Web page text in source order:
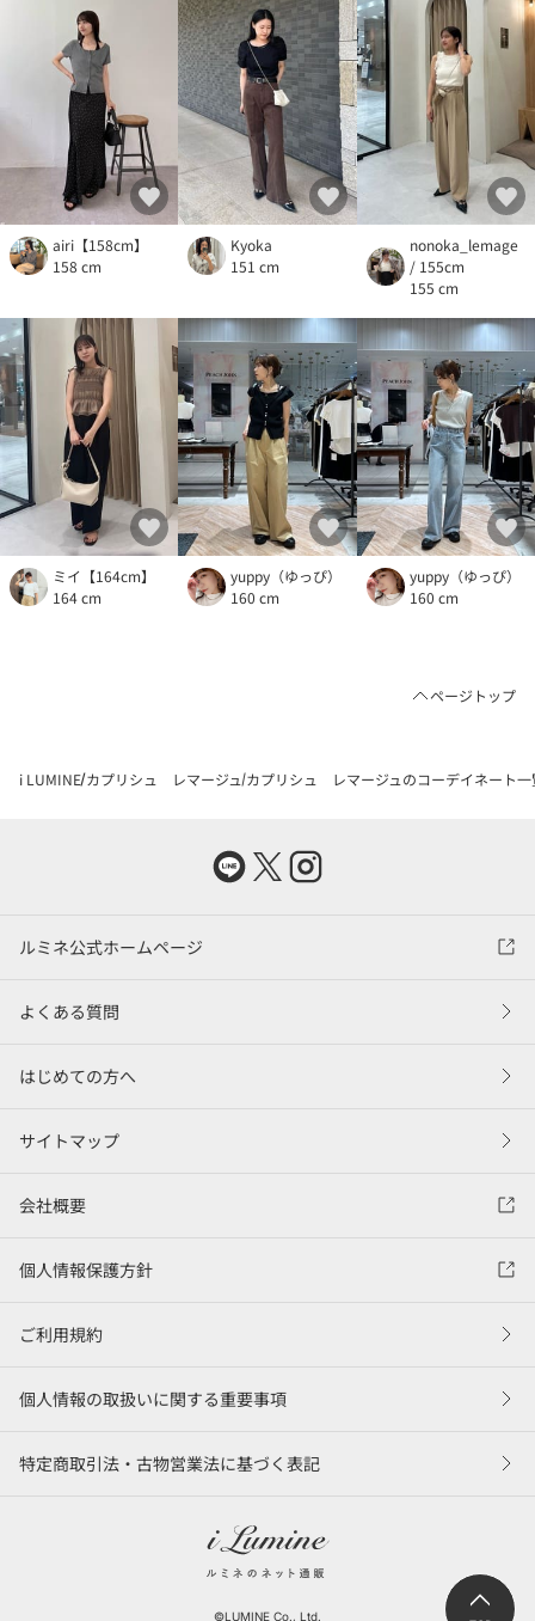
airi【158cm】
158 cm
Kyoka
151 cm
nonoka_lemage
/ 155cm
155 cm
ミイ【164cm】
164 cm
yuppy（ゆっぴ）
160 cm
yuppy（ゆっぴ）
160 cm
ページトップ
i LUMINE カプリシュ レマージュ カプリシュ レマージュのコーデイネート一
ルミネ公式ホームページ
よくある質問
はじめての方へ
サイトマップ
会社概要
個人情報保護方針
ご利用規約
個人情報の取扱いに関する重要事項
特定商取引法・古物営業法に基づく表記
©LUMINE Co., Ltd.